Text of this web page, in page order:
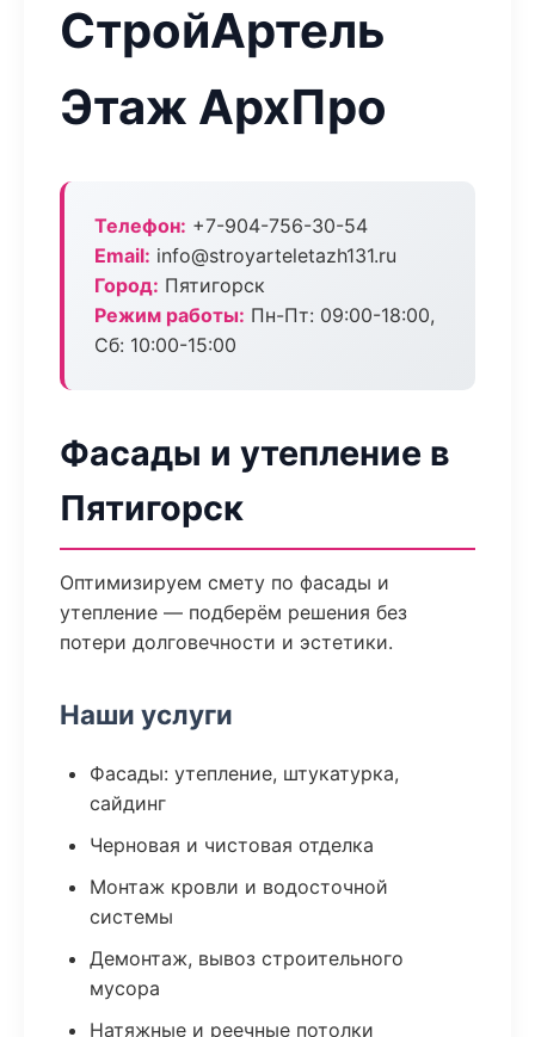
СтройАртель
Этаж АрхПро
Телефон: +7-904-756-30-54
Email: info@stroyarteletazh131.ru
Город: Пятигорск
Режим работы: Пн-Пт: 09:00-18:00,
Сб: 10:00-15:00
Фасады и утепление в
Пятигорск
Оптимизируем смету по фасады и
утепление — подберём решения без
потери долговечности и эстетики.
Наши услуги
Фасады: утепление, штукатурка,
сайдинг
Черновая и чистовая отделка
Монтаж кровли и водосточной
системы
Демонтаж, вывоз строительного
мусора
Натяжные и реечные потолки